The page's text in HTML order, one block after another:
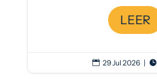
LEER
 29 Jul 2026 | 